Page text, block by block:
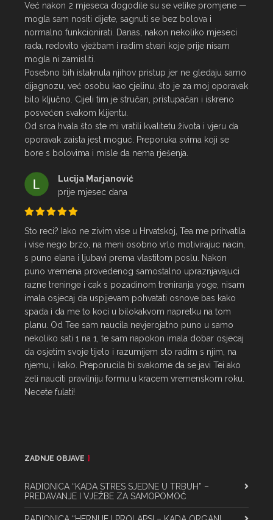
Već nakon 2 mjeseca dogodile su se velike promjene —
mogla sam nositi dijete, sagnuti se bez bolova i
normalno funkcionirati. Danas, nakon nekoliko mjeseci
rada, redovito vježbam i radim stvari koje prije nisam
mogla ni zamisliti.
Posebno bih istaknula njihov pristup jer ne gledaju samo
dijagnozu, već osobu kao cjelinu, što je za moj oporavak
bilo ključno. Cijeli tim je stručan, pristupačan i iskreno
posvećen svakom klijentu.
Od srca hvala što ste mi vratili kvalitetu života i vjeru da
oporavak zaista jest moguć. Preporuka svima koji se
bore s bolovima i misle da nema rješenja.
Lucija Marjanović
prije mjesec dana
Sto reci? Iako ne zivim vise u Hrvatskoj, Tea me prihvatila
i vise nego brzo, na meni osobno vrlo motivirajuc nacin,
s puno elana i ljubavi prema vlastitom poslu. Nakon
puno vremena provedenog samostalno upraznjavajuci
razne treninge i cak s pozadinom treniranja yoge, nisam
imala osjecaj da uspijevam pohvatati osnove bas kako
spada i da me to koci u bilokakvom napretku na tom
planu. Od Tee sam naucila nevjerojatno puno u samo
nekoliko sati 1 na 1, te sam napokon imala dobar osjecaj
da osjetim svoje tijelo i razumijem sto radim s njim, na
njemu, i kako. Preporucila bi svakome da se javi Tei ako
zeli nauciti pravilniju formu u kracem vremenskom roku.
Necete fulati!
ZADNJE OBJAVE
RADIONICA “KADA STRES SJEDNE U TRBUH” –
PREDAVANJE I VJEŽBE ZA SAMOPOMOĆ